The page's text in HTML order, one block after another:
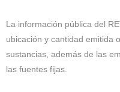
La información pública del
ubicación y cantidad emitida
sustancias, además de las
las fuentes fijas.